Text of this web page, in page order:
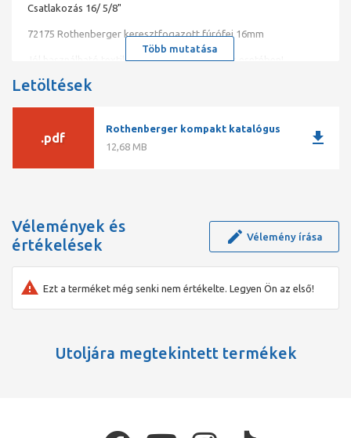
Csatlakozás 16/ 5/8"
72175 Rothenberger keresztfogazott fúrófej 16mm
Jól használható textil- vagy iszaplerakódások esetében!
Használata S vagy SMK spirálokkal ajánlott!
Több mutatása
Letöltések
.pdf
Rothenberger kompakt katalógus
12,68 MB
download
Vélemények és
értékelések
Vélemény írása
Ezt a terméket még senki nem értékelte. Legyen Ön az első!
Utoljára megtekintett termékek